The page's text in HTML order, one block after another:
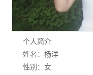
个人简介
姓名：杨洋
性别：女